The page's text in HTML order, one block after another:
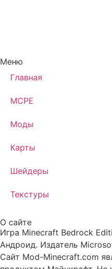
Меню
Главная
MCPE
Моды
Карты
Шейдеры
Текстуры
О сайте
Игра Minecraft Bedrock
Андроид. Издатель
Сайт Mod-Minecraft.com